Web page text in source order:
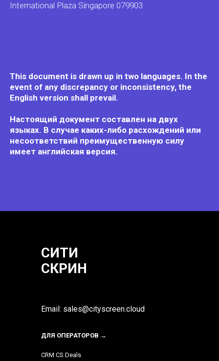
International Plaza Singapore 079903
This document is drawn up in two languages. In the
event of any discrepancy or inconsistency, the
English version shall prevail.
Настоящий документ составлен на двух
языках. В случае каких-либо расхождений или
несоответствий преимущественную силу
имеет английская версия.
СИТИ
СКРИН
Email: sales@cityscreen.cloud
ДЛЯ ОПЕРАТОРОВ →
CRM CS Deals